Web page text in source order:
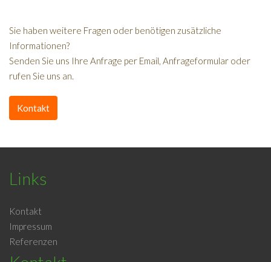
Sie haben weitere Fragen oder benötigen zusätzliche
Informationen?
Senden Sie uns Ihre Anfrage per Email, Anfrageformular oder
rufen Sie uns an.
Kontakt
Links
Kontakt
Impressum
Referenzen